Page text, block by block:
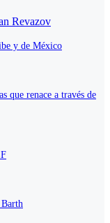
y de México
que renace a través de
Barth